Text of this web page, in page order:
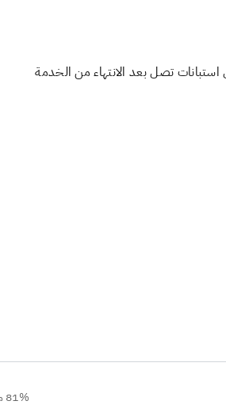
تصل بعد الانتهاء من الخدمة
81% من المستخدمين قالوا نعم من 16 تعليق